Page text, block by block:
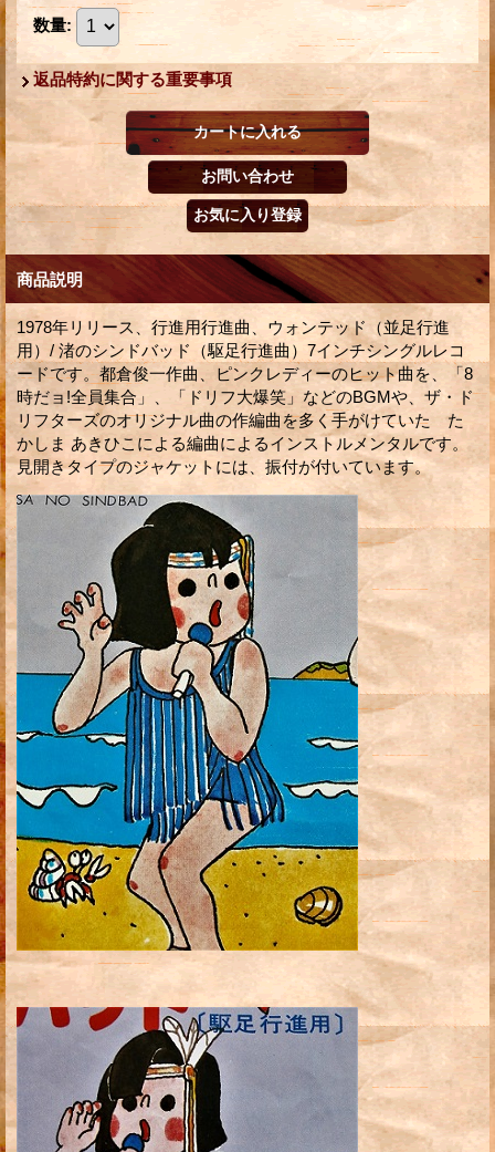
数量:
返品特約に関する重要事項
商品説明
1978年リリース、行進用行進曲、ウォンテッド（並足行進
用）/ 渚のシンドバッド（駆足行進曲）7インチシングルレコ
ードです。都倉俊一作曲、ピンクレディーのヒット曲を、「8
時だョ!全員集合」、「ドリフ大爆笑」などのBGMや、ザ・ド
リフターズのオリジナル曲の作編曲を多く手がけていた た
かしま あきひこによる編曲によるインストルメンタルです。
見開きタイプのジャケットには、振付が付いています。